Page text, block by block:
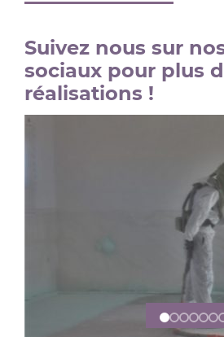
Suivez nous sur
sociaux pour plus
réalisations !